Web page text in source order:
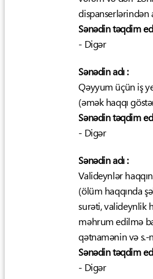
dispanserlərindən
Sənədin təqdim
- Digər
Sənədin adı :
Qəyyum üçün iş
(əmək haqqı
Sənədin təqdim
- Digər
Sənədin adı :
Valideynlər
(ölüm haqqında
surəti, valideynlik
məhrum edilmə
qətnamənin və s.-
Sənədin təqdim
- Digər